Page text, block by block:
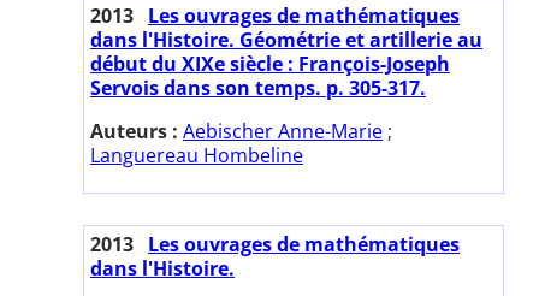
2013 Les ouvrages de mathématiques
dans l'Histoire. Géométrie et artillerie au
début du XIXe siècle : François-Joseph
Servois dans son temps. p. 305-317.
Auteurs : Aebischer Anne-Marie ;
Languereau Hombeline
2013 Les ouvrages de mathématiques
dans l'Histoire.